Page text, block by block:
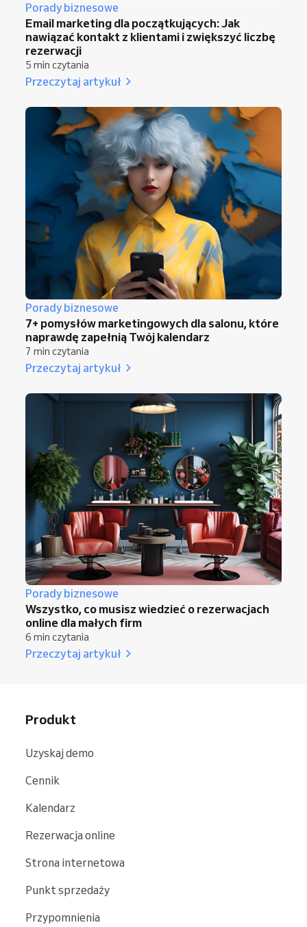
Porady biznesowe
Email marketing dla początkujących: Jak
nawiązać kontakt z klientami i zwiększyć liczbę
rezerwacji
5 min czytania
Przeczytaj artykuł
Porady biznesowe
7+ pomysłów marketingowych dla salonu, które
naprawdę zapełnią Twój kalendarz
7 min czytania
Przeczytaj artykuł
Porady biznesowe
Wszystko, co musisz wiedzieć o rezerwacjach
online dla małych firm
6 min czytania
Przeczytaj artykuł
Produkt
Uzyskaj demo
Cennik
Kalendarz
Rezerwacja online
Strona internetowa
Punkt sprzedaży
Przypomnienia